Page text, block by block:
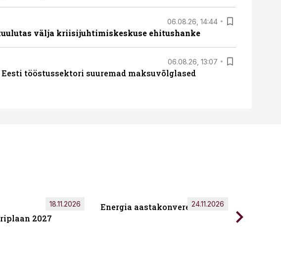
06.08.26, 14:44
välja kriisijuhtimiskeskuse ehitushanke
06.08.26, 13:07
| Eesti tööstussektori suuremad maksuvõlglased
2027
18.11.2026 Energia aastakonverents 2026
24.11.2026